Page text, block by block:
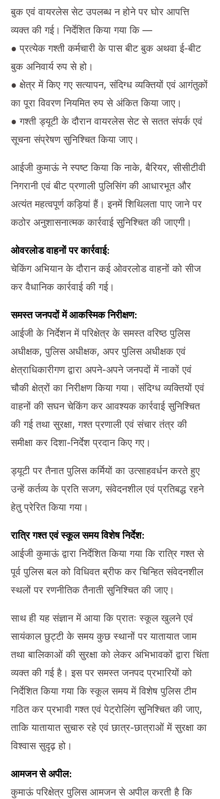
बुक एवं वायरलेस सेट उपलब्ध न होने पर घोर आपत्ति
व्यक्त की गई। निर्देशित किया गया कि —
● प्रत्येक गश्ती कर्मचारी के पास बीट बुक अथवा ई-बीट
बुक अनिवार्य रुप से हो।
● क्षेत्र में किए गए सत्यापन, संदिग्ध व्यक्तियों एवं आगंतुकों
का पूरा विवरण नियमित रुप से अंकित किया जाए।
● गश्ती ड्यूटी के दौरान वायरलेस सेट से सतत संपर्क एवं
सूचना संप्रेषण सुनिश्चित किया जाए।
आईजी कुमाऊं ने स्पष्ट किया कि नाके, बैरियर, सीसीटीवी
निगरानी एवं बीट प्रणाली पुलिसिंग की आधारभूत और
अत्यंत महत्वपूर्ण कड़ियां हैं। इनमें शिथिलता पाए जाने पर
कठोर अनुशासनात्मक कार्रवाई सुनिश्चित की जाएगी।
ओवरलोड वाहनों पर कार्रवाई:
चेकिंग अभियान के दौरान कई ओवरलोड वाहनों को सीज
कर वैधानिक कार्रवाई की गई।
समस्त जनपदों में आकस्मिक निरीक्षण:
आईजी के निर्देशन में परिक्षेत्र के समस्त वरिष्ठ पुलिस
अधीक्षक, पुलिस अधीक्षक, अपर पुलिस अधीक्षक एवं
क्षेत्राधिकारीगण द्वारा अपने-अपने जनपदों में नाकों एवं
चौकी क्षेत्रों का निरीक्षण किया गया। संदिग्ध व्यक्तियों एवं
वाहनों की सघन चेकिंग कर आवश्यक कार्रवाई सुनिश्चित
की गई तथा सुरक्षा, गश्त प्रणाली एवं संचार तंत्र की
समीक्षा कर दिशा-निर्देश प्रदान किए गए।
ड्यूटी पर तैनात पुलिस कर्मियों का उत्साहवर्धन करते हुए
उन्हें कर्तव्य के प्रति सजग, संवेदनशील एवं प्रतिबद्ध रहने
हेतु प्रेरित किया गया।
रात्रि गश्त एवं स्कूल समय विशेष निर्देश:
आईजी कुमाऊं द्वारा निर्देशित किया गया कि रात्रि गश्त से
पूर्व पुलिस बल को विधिवत ब्रीफ कर चिन्हित संवेदनशील
स्थलों पर रणनीतिक तैनाती सुनिश्चित की जाए।
साथ ही यह संज्ञान में आया कि प्रातः स्कूल खुलने एवं
सायंकाल छुट्टी के समय कुछ स्थानों पर यातायात जाम
तथा बालिकाओं की सुरक्षा को लेकर अभिभावकों द्वारा चिंता
व्यक्त की गई है। इस पर समस्त जनपद प्रभारियों को
निर्देशित किया गया कि स्कूल समय में विशेष पुलिस टीम
गठित कर प्रभावी गश्त एवं पेट्रोलिंग सुनिश्चित की जाए,
ताकि यातायात सुचारु रहे एवं छात्र-छात्राओं में सुरक्षा का
विश्वास सुदृढ़ हो।
आमजन से अपील:
कुमाऊं परिक्षेत्र पुलिस आमजन से अपील करती है कि